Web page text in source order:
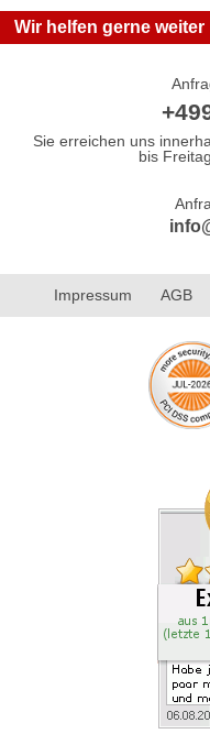
Wir helfen gerne weiter
Sie erreichen uns
bis
Impressum AGB